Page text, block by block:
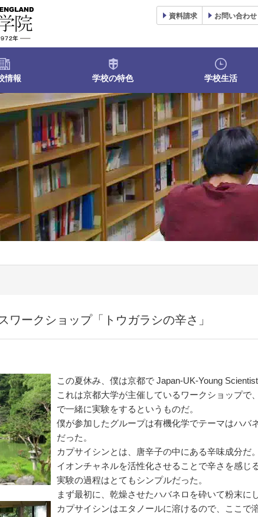
資料請求 お問い合わせ
情報 学校の特色 学校生活
ワークショップ「トウガラシの辛さ」
この夏休み、僕は京都で Japan-UK-Young
これは京都大学が主催しているワークショップで
で一緒に実験をするというものだ。
僕が参加したグループは有機化学でテーマはハバ
だった。
カプサイシンとは、唐辛子の中にある辛味成分だ
イオンチャネルを活性化させることで辛さを感じる
実験の過程はとてもシンプルだった。
まず最初に、乾燥させたハバネロを砕いて粉末に
カプサイシンはエタノールに溶けるので、ここで